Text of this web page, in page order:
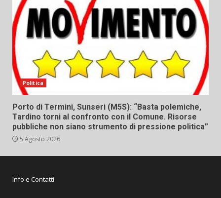
Politica
Porto di Termini, Sunseri (M5S): “Basta polemiche,
Tardino torni al confronto con il Comune. Risorse
pubbliche non siano strumento di pressione politica”
5 Agosto 2026
Info e Contatti